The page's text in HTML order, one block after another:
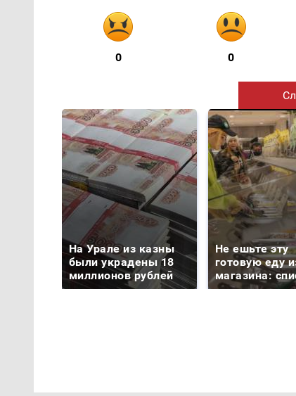
0 0
На Урале из казны
были украдены 18
миллионов рублей
Не ешьте эту
готовую еду
магазина: